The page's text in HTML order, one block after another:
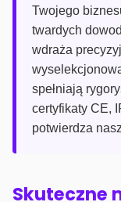
Twojego
twardych
wdraża
spełniają
certyfikaty CE,
potwierdza
Skuteczne